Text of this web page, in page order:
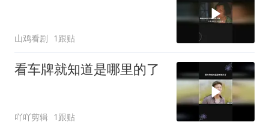
山鸡看剧 1跟贴
看车牌就知道是哪里的了
吖吖剪辑 1跟贴